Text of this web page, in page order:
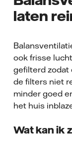
laten
ook frisse
gefilterd zodat
de filters niet
minder goed
het huis
Wat kan ik